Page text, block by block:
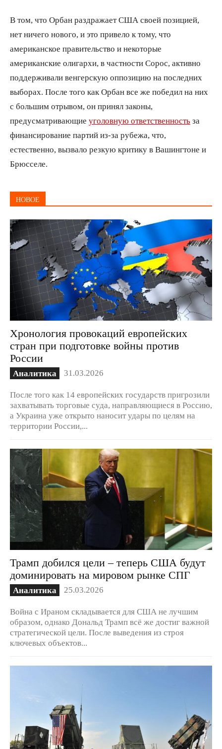
В том, что Орбан раздражает США своей позицией,
нет ничего нового, и это привело к тому, что
американское правительство и некоторые
американские олигархи, в частности Сорос, активно
поддерживали венгерскую оппозицию на последних
выборах. После того как Орбан все же победил на них
с большим отрывом, он принял законы,
предусматривающие уголовную ответственность за
финансирование партий из-за рубежа, что,
естественно, вызвало резкую критику в Вашингтоне и
Брюсселе.
НОВОЕ
Хронология провокаций европейских
стран при подготовке войны против
России
Аналитика 31.03.2026
После того как 14 европейских государств пригрозили
захватывать торговые суда, направляющиеся в Россию,
а Украина уже открыто наносит удары по целям на
территории России,...
Трамп добился цели – теперь США будут
доминировать на мировом рынке СПГ
Аналитика 25.03.2026
Война с Ираном складывается для США не лучшим
образом, однако Дональд Трамп всё же достиг важной
стратегической цели. После выведения из строя
ключевых объектов...